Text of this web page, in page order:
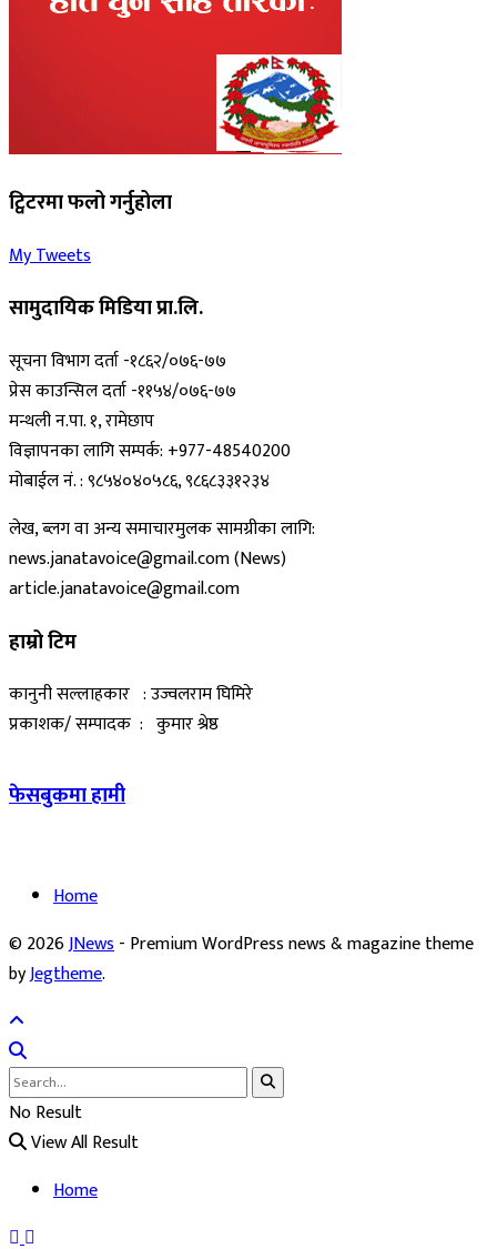
ट्विटरमा फलो गर्नुहोला
My Tweets
सामुदायिक मिडिया प्रा.लि.
सूचना विभाग दर्ता -१८६२/०७६-७७
प्रेस काउन्सिल दर्ता -११५४/०७६-७७
मन्थली न.पा. १, रामेछाप
विज्ञापनका लागि सम्पर्क: +977-48540200
मोबाईल नं. : ९८५४०४०५८६, ९८६८३३१२३४
लेख, ब्लग वा अन्य समाचारमुलक सामग्रीका लागि:
news.janatavoice@gmail.com (News)
article.janatavoice@gmail.com
हाम्रो टिम
कानुनी सल्लाहकार : उज्वलराम घिमिरे
प्रकाशक/ सम्पादक : कुमार श्रेष्ठ
फेसबुकमा हामी
Home
© 2026JNews- Premium WordPress news & magazine theme
byJegtheme.
No Result
View All Result
Home